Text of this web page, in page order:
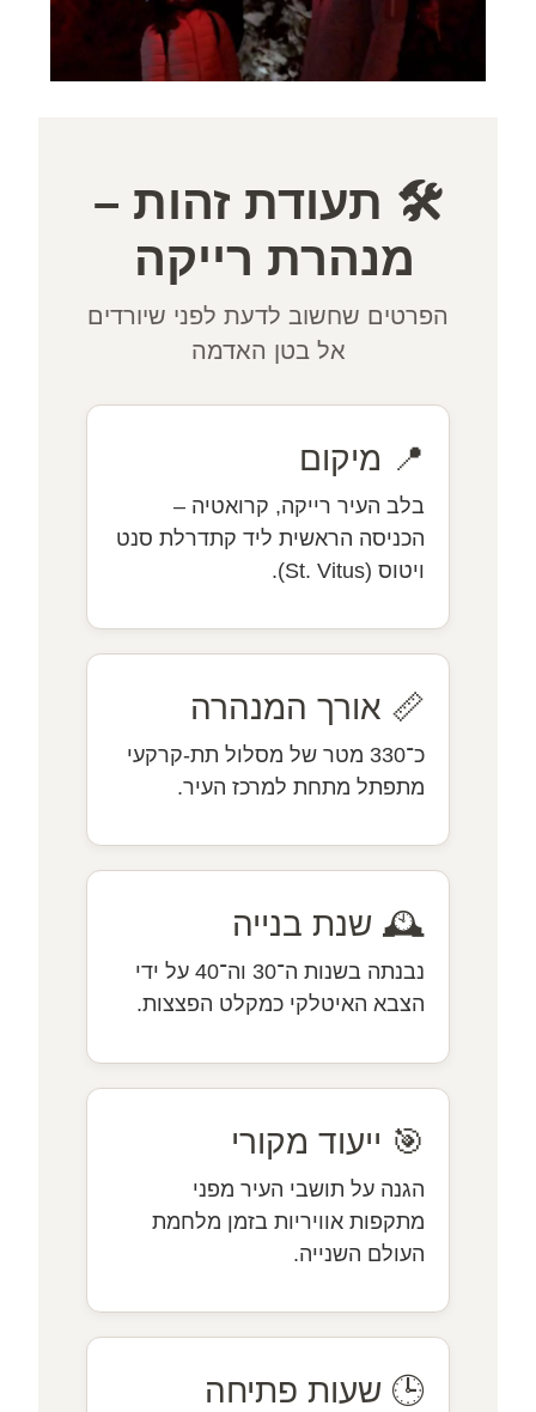
🛠️ תעודת זהות –
מנהרת רייקה
הפרטים שחשוב לדעת לפני שיורדים
אל בטן האדמה
📍 מיקום
בלב העיר רייקה, קרואטיה –
הכניסה הראשית ליד קתדרלת סנט
ויטוס (St. Vitus).
📏 אורך המנהרה
כ־330 מטר של מסלול תת-קרקעי
מתפתל מתחת למרכז העיר.
🕰️ שנת בנייה
נבנתה בשנות ה־30 וה־40 על ידי
הצבא האיטלקי כמקלט הפצצות.
🎯 ייעוד מקורי
הגנה על תושבי העיר מפני
מתקפות אוויריות בזמן מלחמת
העולם השנייה.
🕒 שעות פתיחה